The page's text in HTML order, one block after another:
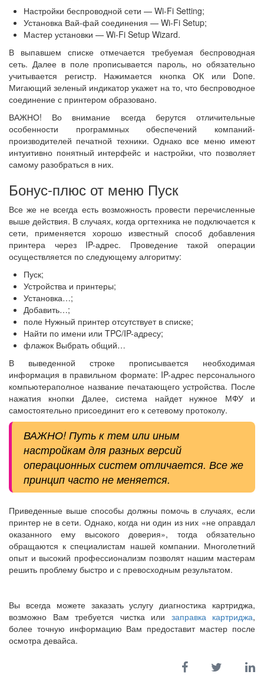
Настройки беспроводной сети — Wi-Fi Setting;
Установка Вай-фай соединения — Wi-Fi Setup;
Мастер установки — Wi-Fi Setup Wizard.
В выпавшем списке отмечается требуемая беспроводная
сеть. Далее в поле прописывается пароль, но обязательно
учитывается регистр. Нажимается кнопка ОК или Done.
Мигающий зеленый индикатор укажет на то, что беспроводное
соединение с принтером образовано.
ВАЖНО! Во внимание всегда берутся отличительные
особенности программных обеспечений компаний-
производителей печатной техники. Однако все меню имеют
интуитивно понятный интерфейс и настройки, что позволяет
самому разобраться в них.
Бонус-плюс от меню Пуск
Все же не всегда есть возможность провести перечисленные
выше действия. В случаях, когда оргтехника не подключается к
сети, применяется хорошо известный способ добавления
принтера через IP-адрес. Проведение такой операции
осуществляется по следующему алгоритму:
Пуск;
Устройства и принтеры;
Установка…;
Добавить…;
поле Нужный принтер отсутствует в списке;
Найти по имени или TPC/IP-адресу;
флажок Выбрать общий…
В выведенной строке прописывается необходимая
информация в правильном формате: IP-адрес персонального
компьютераполное название печатающего устройства. После
нажатия кнопки Далее, система найдет нужное МФУ и
самостоятельно присоединит его к сетевому протоколу.
ВАЖНО! Путь к тем или иным
настройкам для разных версий
операционных систем отличается. Все же
принцип часто не меняется.
Приведенные выше способы должны помочь в случаях, если
принтер не в сети. Однако, когда ни один из них «не оправдал
оказанного ему высокого доверия», тогда обязательно
обращаются к специалистам нашей компании. Многолетний
опыт и высокий профессионализм позволят нашим мастерам
решить проблему быстро и с превосходным результатом.
Вы всегда можете заказать услугу диагностика картриджа,
возможно Вам требуется чистка или заправка картриджа,
более точную информацию Вам предоставит мастер после
осмотра девайса.